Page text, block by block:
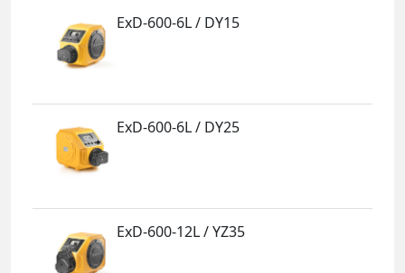
ExD-600-6L / DY15
ExD-600-6L / DY25
ExD-600-12L / YZ35